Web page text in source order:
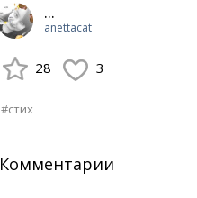
...
anettacat
28 3
#стих
Комментарии